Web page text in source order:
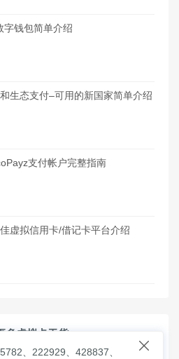
字钱包简单介绍
生态支付–可用的新国家简单介绍
支付帐户完整指南
虚拟信用卡/借记卡平台介绍
多虚拟卡干货

、222929、428837、